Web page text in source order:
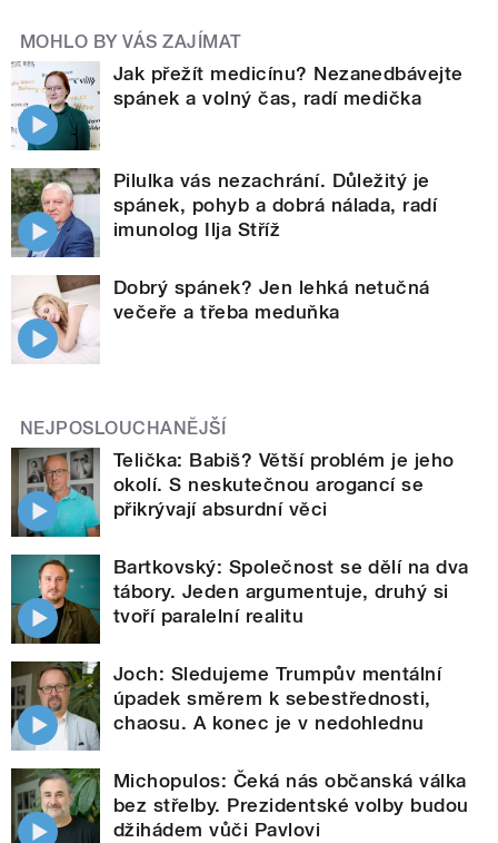
MOHLO BY VÁS ZAJÍMAT
Jak přežít medicínu? Nezanedbávejte
spánek a volný čas, radí medička
Pilulka vás nezachrání. Důležitý je
spánek, pohyb a dobrá nálada, radí
imunolog Ilja Stříž
Dobrý spánek? Jen lehká netučná
večeře a třeba meduňka
NEJPOSLOUCHANĚJŠÍ
Telička: Babiš? Větší problém je jeho
okolí. S neskutečnou arogancí se
přikrývají absurdní věci
Bartkovský: Společnost se dělí na dva
tábory. Jeden argumentuje, druhý si
tvoří paralelní realitu
Joch: Sledujeme Trumpův mentální
úpadek směrem k sebestřednosti,
chaosu. A konec je v nedohlednu
Michopulos: Čeká nás občanská válka
bez střelby. Prezidentské volby budou
džihádem vůči Pavlovi